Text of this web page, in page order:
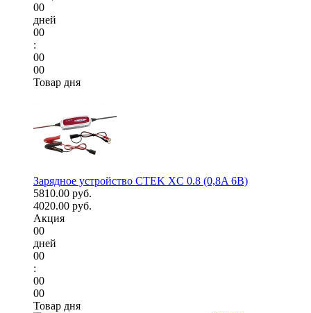
00
дней
00
:
00
00
Товар дня
Зарядное устройство CTEK XC 0.8 (0,8A 6В)
5810.00 руб.
4020.00 руб.
Акция
00
дней
00
:
00
00
Товар дня